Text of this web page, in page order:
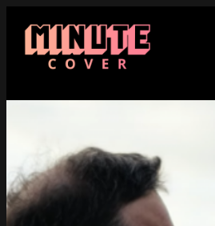
contenu